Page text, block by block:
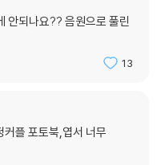
안되나요?? 음원으로 풀린
13
플 포토북,엽서 너무